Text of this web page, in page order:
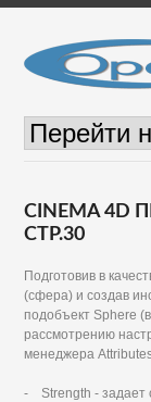
CINEMA
СТР.30
Подготовив в
(сфера) и создав
подобъект Sphere
рассмотрению
менеджера
- Strength - задает